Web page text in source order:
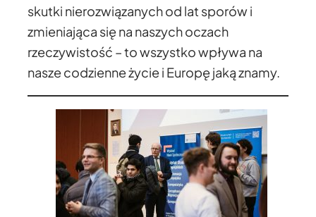
skutki nierozwiązanych od lat sporów i
zmieniająca się na naszych oczach
rzeczywistość – to wszystko wpływa na
nasze codzienne życie i Europę jaką znamy.